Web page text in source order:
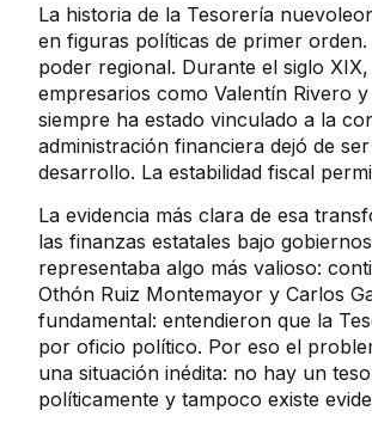
La historia de la Tesorería
en figuras políticas de primer
poder regional. Durante el siglo
empresarios como Valentín Rivero
siempre ha estado vinculado a la
administración financiera dejó de
desarrollo. La estabilidad fiscal
La evidencia más clara de esa
las finanzas estatales bajo
representaba algo más valioso:
Othón Ruiz Montemayor y Carlos
fundamental: entendieron que la
por oficio político. Por eso el
una situación inédita: no hay un
políticamente y tampoco existe